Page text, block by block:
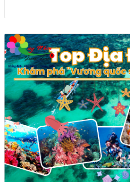
Tour Đà Nẵng Quy Nhơn